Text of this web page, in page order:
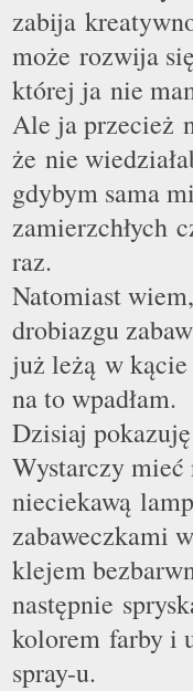
zabija
może rozwija
której ja nie
Ale ja przecież
że nie
gdybym sama
zamierzchłych
raz.
Natomiast
drobiazgu
już leżą w ką
na to wpadłam.
Dzisiaj pokazuję
Wystarczy mieć
nieciekawą
zabaweczkami
klejem
następnie
kolorem farby i
spray-u.